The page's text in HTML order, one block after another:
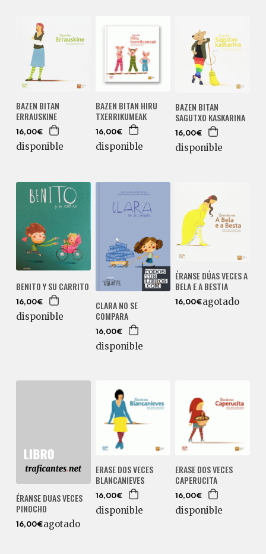
BAZEN BITAN
ERRAUSKINE
16,00€
disponible
BAZEN BITAN HIRU
TXERRIKUMEAK
16,00€
disponible
BAZEN BITAN
SAGUTXO KASKARINA
16,00€
disponible
BENITO Y SU CARRITO
16,00€
disponible
CLARA NO SE
COMPARA
16,00€
disponible
ÉRANSE DÚAS VECES A
BELA E A BESTIA
16,00€agotado
ÉRANSE DUAS VECES
PINOCHO
16,00€agotado
ERASE DOS VECES
BLANCANIEVES
16,00€
disponible
ERASE DOS VECES
CAPERUCITA
16,00€
disponible